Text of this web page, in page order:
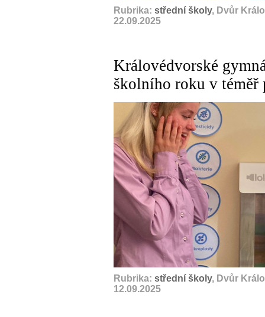
Rubrika: střední školy, Dvůr
22.09.2025
Královédvorské
školního roku v téměř
Rubrika: střední školy, Dvůr
12.09.2025